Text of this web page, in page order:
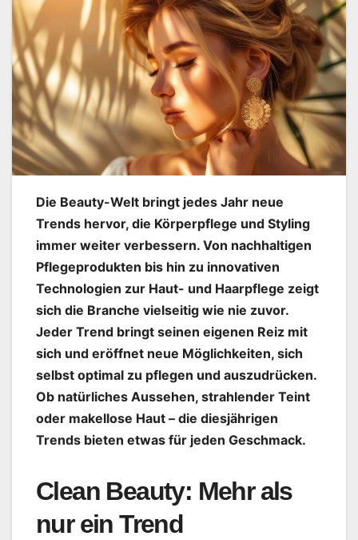
Die Beauty-Welt bringt jedes Jahr neue
Trends hervor, die Körperpflege und Styling
immer weiter verbessern. Von nachhaltigen
Pflegeprodukten bis hin zu innovativen
Technologien zur Haut- und Haarpflege zeigt
sich die Branche vielseitig wie nie zuvor.
Jeder Trend bringt seinen eigenen Reiz mit
sich und eröffnet neue Möglichkeiten, sich
selbst optimal zu pflegen und auszudrücken.
Ob natürliches Aussehen, strahlender Teint
oder makellose Haut – die diesjährigen
Trends bieten etwas für jeden Geschmack.
Clean Beauty: Mehr als
nur ein Trend